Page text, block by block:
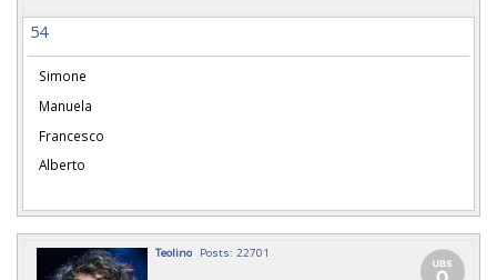
54
Simone
Manuela
Francesco
Alberto
Teolino Posts: 22701